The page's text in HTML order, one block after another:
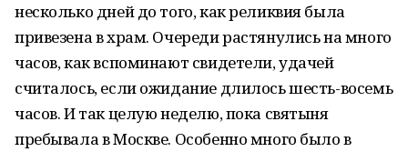
несколько дней до того, как реликвия была
привезена в храм. Очереди растянулись на много
часов, как вспоминают свидетели, удачей
считалось, если ожидание длилось шесть-восемь
часов. И так целую неделю, пока святыня
пребывала в Москве. Особенно много было в